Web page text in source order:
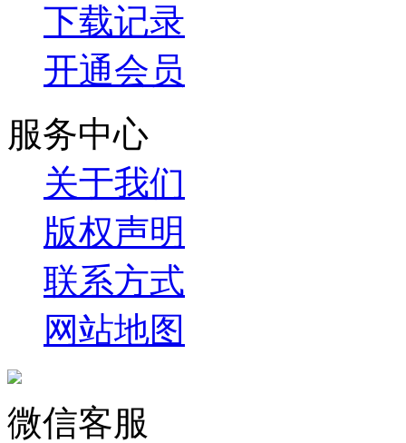
下载记录
开通会员
服务中心
关于我们
版权声明
联系方式
网站地图
微信客服